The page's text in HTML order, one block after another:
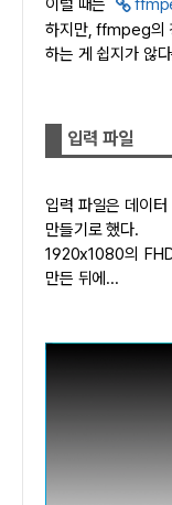
이럴 때는
하지만, ffmpeg의
하는 게 쉽지가 않
입력 파일
입력 파일은 데이터 내용을 보기 위해 그라데이션 형태의 영상을
만들기로 했다.
1920x1080의 FHD 크기의 단순한 그라데이션 이미지를 하나
만든 뒤에...